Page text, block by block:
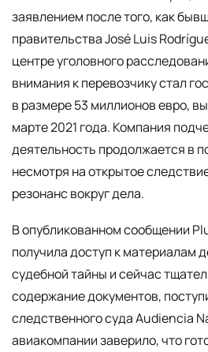
заявлением после того, как
правительства José Luis
центре уголовного
внимания к перевозчику стал
в размере 53 миллионов евро,
марте 2021 года. Компания
деятельность продолжается в
несмотря на открытое
резонанс вокруг дела.
В опубликованном сообщении
получила доступ к материалам
судебной тайны и сейчас
содержание документов,
следственного суда Audiencia
авиакомпании заверило, что